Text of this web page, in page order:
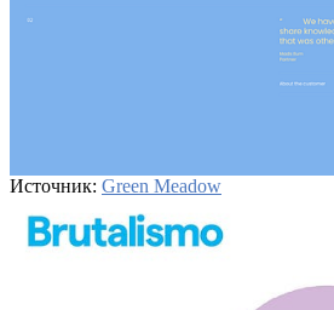
Источник: Green Meadow